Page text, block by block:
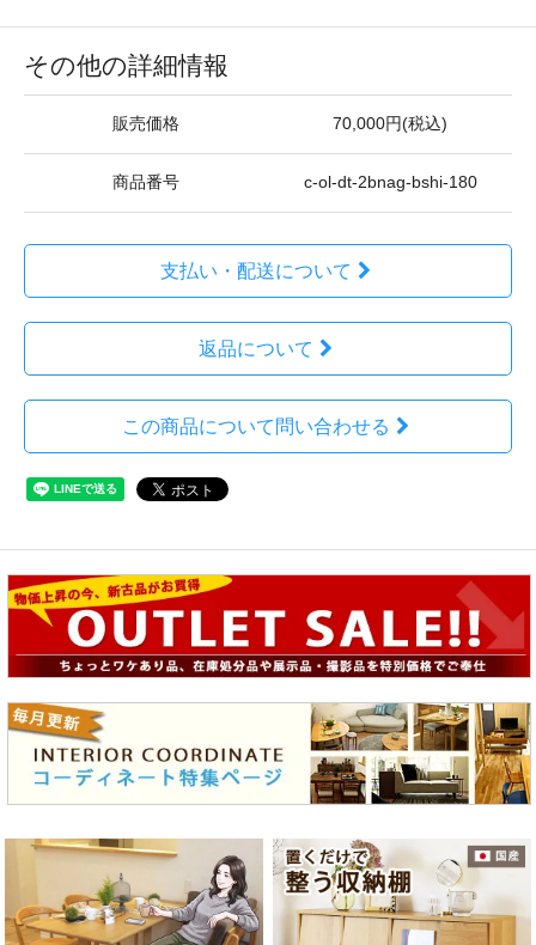
その他の詳細情報
販売価格 70,000円(税込)
商品番号 c-ol-dt-2bnag-bshi-180
支払い・配送について
返品について
この商品について問い合わせる